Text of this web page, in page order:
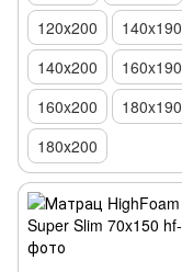
120х200
140x190
140х200
160x190
160x200
180x190
180х200